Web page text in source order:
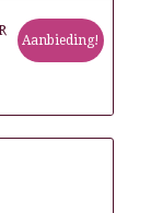
Aanbieding!